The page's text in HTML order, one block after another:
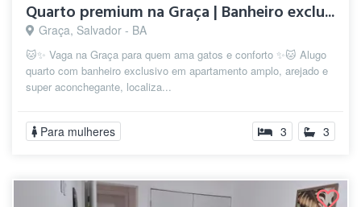
Quarto premium na Graça | Banheiro exclu...
Graça, Salvador - BA
🐱✨ Vaga na Graça para quem ama gatos e conforto ✨🐱 Alugo
quarto com banheiro exclusivo em apartamento amplo, arejado e
super aconchegante, localiza...
Para mulheres 3 3